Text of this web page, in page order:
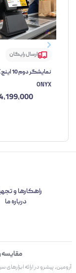
ارسال رایگان
ONYX
راهکارها و
درباره ما
مقایسه
آرومین، پیشرو در ارائه